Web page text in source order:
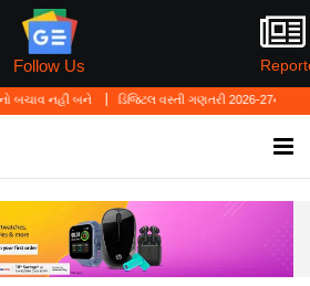
Follow Us
ડિજિટલ વસ્તી ગણતરી 2026-27નો પ્રારંભ, ઘર બેઠા